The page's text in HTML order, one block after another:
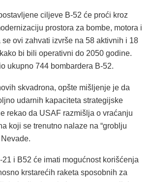
ciljeve B-52 će proći kroz
prostora za bombe, motora i
se ovi zahvati izvrše na 58 aktivnih i 18
bi bili operativni do 2050 godine.
ukupno 744 bombardera B-52.
skvadrona, opšte mišljenje je da
udarnih kapaciteta strategijske
rekao da USAF razmišlja o vraćanju
koji se trenutno nalaze na “groblju
i B52 će imati mogućnost korišćenja
krstarećih raketa sposobnih za